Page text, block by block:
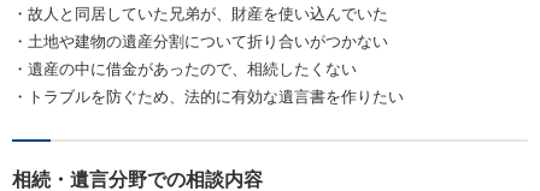
・故人と同居していた兄弟が、財産を使い込んでいた
・土地や建物の遺産分割について折り合いがつかない
・遺産の中に借金があったので、相続したくない
・トラブルを防ぐため、法的に有効な遺言書を作りたい
相続・遺言分野での相談内容